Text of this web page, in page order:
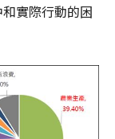
實際行動的困